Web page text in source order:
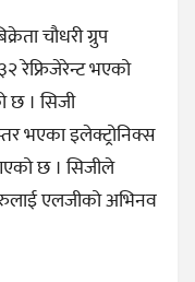
चौधरी ग्रुप
रेफ्रिजेरेन्ट भएको
छ । सिजी
भएका इलेक्ट्रोनिक्स
छ । सिजीले
एलजीको अभिनव